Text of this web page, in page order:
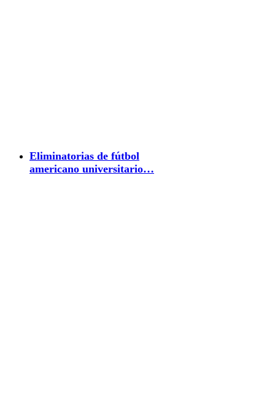
Eliminatorias de fútbol
americano universitario…